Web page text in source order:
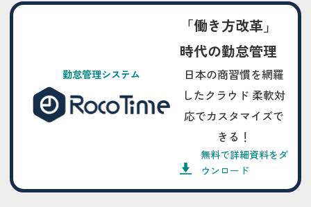
勤怠管理システム
「働き方改革」
時代の勤怠管理
日本の商習慣を網羅
したクラウド 柔軟対
応でカスタマイズで
きる！
無料で詳細資料をダ
ウンロード